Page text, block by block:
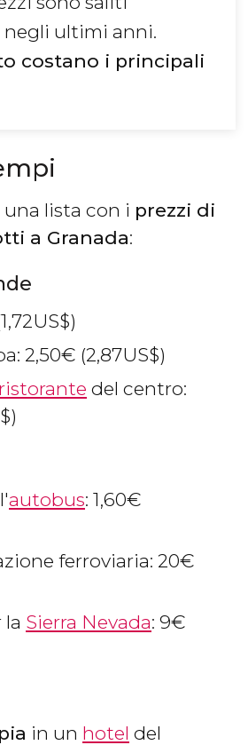
ultimi anni.
costano i principali
lista con i prezzi di
a Granada:
US$)
2,50€ (2,87US$)
ristorante del centro:
)
autobus: 1,60€
ferroviaria: 20€
Sierra Nevada: 9€
in un hotel del